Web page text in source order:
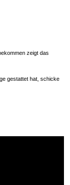
zeigt das
gestattet hat, schicke